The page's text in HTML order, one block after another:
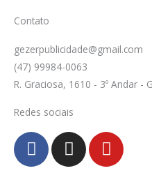
Contato
gezerpublicidade@gmail.com
(47) 99984-0063
R. Graciosa, 1610 - 3º Andar -
Redes sociais
F
a
c
I
n
s
Y
o
u